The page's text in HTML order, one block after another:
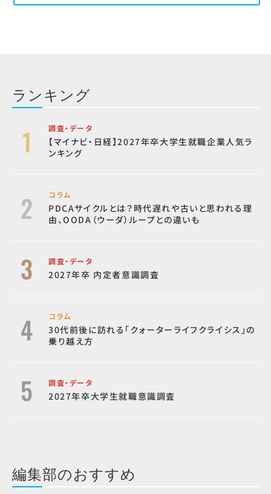
ランキング
調査・データ
【マイナビ・日経】2027年卒大学生就職企業人気ラ
ンキング
コラム
PDCAサイクルとは？時代遅れや古いと思われる理
由、OODA（ウーダ）ループとの違いも
調査・データ
2027年卒 内定者意識調査
コラム
30代前後に訪れる「クォーターライフクライシス」の
乗り越え方
調査・データ
2027年卒大学生就職意識調査
編集部のおすすめ